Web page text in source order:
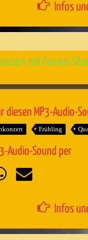
Infos
mit fernem
diesen MP3-Audio-
Frühling
Audio-Sound per
Infos